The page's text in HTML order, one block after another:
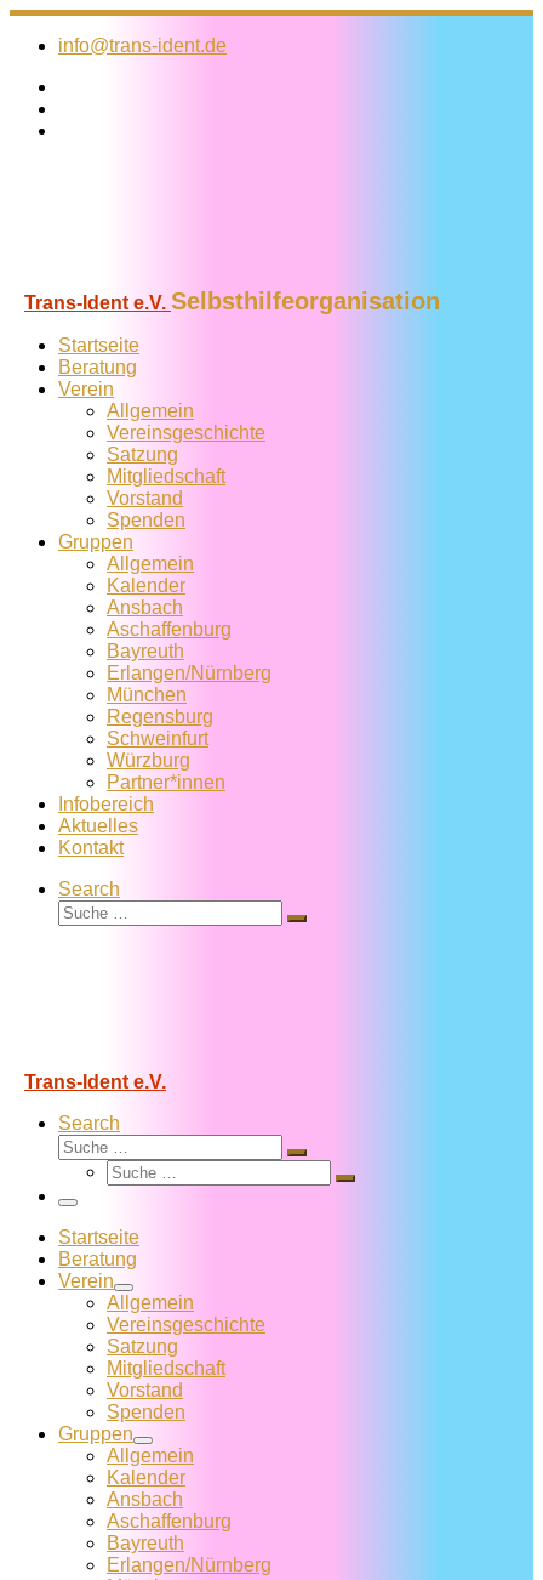
Zum
Inhalt
info@trans-ident.de
Trans-Ident e.V. Selbsthilfeorganisation
Startseite
Beratung
Verein
Allgemein
Vereins­geschichte
Satzung
Mitglied­schaft
Vorstand
Spenden
Gruppen
Allgemein
Kalender
Ansbach
Aschaffenburg
Bayreuth
Erlangen/Nürnberg
München
Regensburg
Schweinfurt
Würzburg
Partner*innen
Infobereich
Aktuelles
Kontakt
Search
Suche
Suche
Trans-Ident e.V.
Search
Suche
Suche
Suche
Suche
Menü
Startseite
Beratung
Verein
Allgemein
Vereins­geschichte
Satzung
Mitglied­schaft
Vorstand
Spenden
Gruppen
Allgemein
Kalender
Ansbach
Aschaffenburg
Bayreuth
Erlangen/Nürnberg